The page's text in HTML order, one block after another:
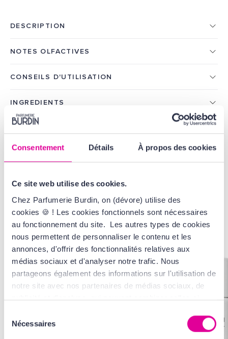
Consentement Détails À propos des cookies
Ce site web utilise des cookies.
Chez Parfumerie Burdin, on (dévore) utilise des
cookies 🍪 ! Les cookies fonctionnels sont nécessaires
au fonctionnement du site. Les autres types de cookies
nous permettent de personnaliser le contenu et les
annonces, d'offrir des fonctionnalités relatives aux
médias sociaux et d'analyser notre trafic. Nous
partageons également des informations sur l'utilisation de
notre site avec nos partenaires de médias sociaux, de
publicité et d'analyse, qui peuvent combiner celles-ci
ou qu'ils ont collectées lors de votre utilisation de leurs
services. Tout ça, pour vous offrir une expérience au top
Nécessaires
DESCRIPTION
NOTES OLFACTIVES
CONSEILS D'UTILISATION
INGREDIENTS
VOIR LA GAMME
AVIS
VOUS AIMEREZAUSSI...